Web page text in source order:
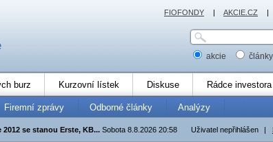
akcie články
burz Kurzovní lístek Diskuse Rádce investora
Firemní zprávy Odborné články Analýzy
Uživatel nepřihlášen |
Sobota 8.8.2026 20:58
se stanou Erste, KB...
FIOFONDY | AKCIE.CZ |